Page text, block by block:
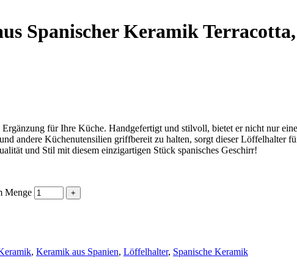
Spanischer Keramik
für Ihre Küche. Handgefertigt und stilvoll, bietet er nicht nur
andere Küchenutensilien griffbereit zu halten, sorgt dieser Löffelhalter
und Stil mit diesem einzigartigen Stück spanisches Geschirr!
Menge
, Keramik aus Spanien, Löffelhalter, Spanische Keramik